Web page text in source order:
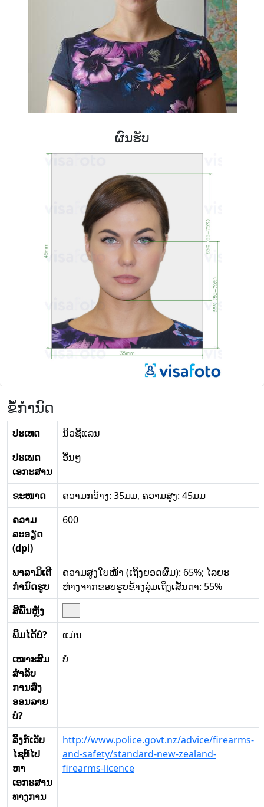
ຜົນຮັບ
ຂໍ້ກໍານົດ
ປະເທດ
ນິວ​ຊີ​ແລນ
ປະເພດ
ເອກະສານ
ອື່ນໆ
ຂະໜາດ
ຄວາມກວ້າງ: 35ມມ, ຄວາມສູງ: 45ມມ
ຄວາມ
ລະອຽດ
(dpi)
600
ພາລາມິເຕີ
ກໍານົດຮູບ
ຄວາມສູງໃບໜ້າ (ເຖິງຍອດຜົມ): 65%; ໄລຍະ
ຫ່າງຈາກຂອບຮູບຂ້າງລຸ່ມເຖິງເສັ້ນຕາ: 55%
ສີພື້ນຫຼັງ
ພິມໄດ້ບໍ?
ແມ່ນ
ເໝາະສົມ
ສໍາລັບ
ການສົ່ງ
ອອນລາຍ
ບໍ?
ບໍ່
ລິ້ງກ໌ເວັບ
ໄຊທ໌ໄປ
ຫາ
ເອກະສານ
ທາງການ
http://www.police.govt.nz/advice/firearms-
and-safety/standard-new-zealand-
firearms-licence